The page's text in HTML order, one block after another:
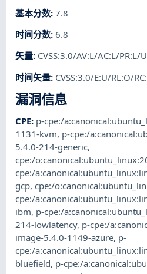
基本分数:7.8
时间分数:6.8
矢量: CVSS:3.0/AV:L/AC:L/
时间矢量: CVSS:3.0/E:U/RL:O/
漏洞信息
CPE: p-cpe:/
1131-kvm, p-cpe:/
5.4.0-214-generic,
cpe:/
cpe:/
gcp,cpe:/
cpe:/
ibm, p-cpe:/
214-lowlatency, p-cpe:/
image-5.4.0-1149-azure, p-
cpe:/
bluefield, p-cpe:/